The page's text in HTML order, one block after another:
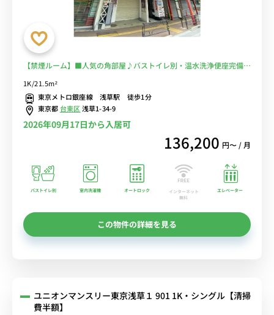
【禁煙ルーム】■人気の角部屋♪バストイレ別・温水洗浄便座完備♪
き♪デスクとチェアのあるお部屋♪■東京メトロ銀座線「浅草駅」徒
歩1分■選べるWi-Fi格安レンタル中！
1K/21.5m²
東京メトロ銀座線 浅草駅 徒歩1分
東京都台東区浅草1-34-9
2026年09月17日から入居可
136,200 円〜 / 月
バストイレ別 室内洗濯機 オートロック
インターネット
無料
エレベーター
この物件の詳細を見る
ユニオンマンスリー東京浅草１ 901 1K・シングル【清掃
費半額】